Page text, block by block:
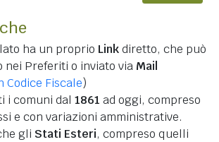
ha un proprio Linkdiretto, che può
nei Preferiti o inviato via Mail
Codice Fiscale)
i comuni dal 1861 ad oggi, compreso
e con variazioni amministrative.
gli Stati Esteri, compreso quelli